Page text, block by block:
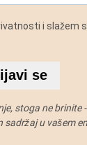
i slažem
se
stoga ne brinite
sadržaj u vašem